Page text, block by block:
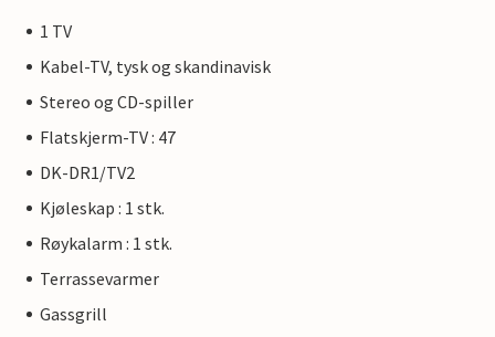
1 TV
Kabel-TV, tysk og skandinavisk
Stereo og CD-spiller
Flatskjerm-TV : 47
DK-DR1/TV2
Kjøleskap : 1 stk.
Røykalarm : 1 stk.
Terrassevarmer
Gassgrill